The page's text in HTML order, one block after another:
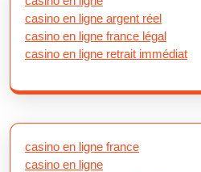
casino en ligne argent réel
casino en ligne france légal
casino en ligne retrait immédiat
casino en ligne france
casino en ligne